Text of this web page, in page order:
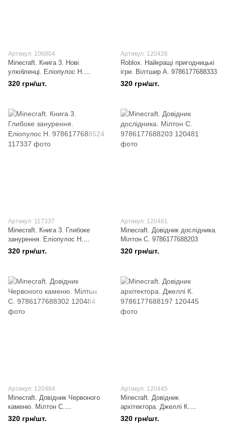
Артикул: 106804
Minecraft. Книга 3. Нові
улюбленці. Еліопулос Н.
9786175230336
320 грн/шт.
Артикул: 120426
Roblox. Найкращі пригодницькі
ігри. Вілтшир А. 9786177688333
320 грн/шт.
Артикул: 117337
Minecraft. Книга 3. Глибоке
занурення. Еліопулос Н.
9786177688524
320 грн/шт.
Артикул: 120481
Minecraft. Довідник дослідника.
Мілтон С. 9786177688203
320 грн/шт.
Артикул: 120484
Minecraft. Довідник Червоного
каменю. Мілтон С.
9786177688302
320 грн/шт.
Артикул: 120445
Minecraft. Довідник
архітектора. Джеллі К.
9786177688197
320 грн/шт.